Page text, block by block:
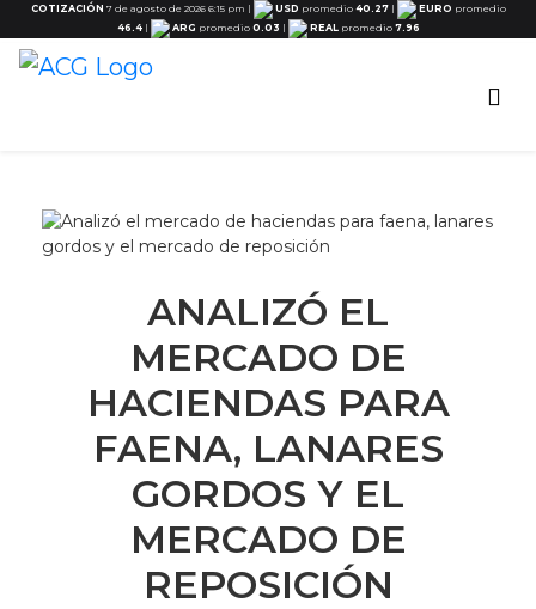
COTIZACIÓN 7 de agosto de 2026 6:15 pm | USD promedio 40.27 | EURO promedio
46.4 | ARG promedio 0.03 | REALpromedio 7.96
ANALIZÓ EL
MERCADO DE
HACIENDAS PARA
FAENA, LANARES
GORDOS Y EL
MERCADO DE
REPOSICIÓN